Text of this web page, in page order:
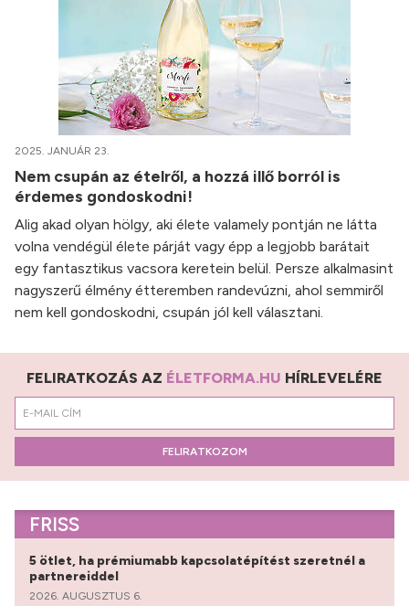
2025. JANUÁR 23.
Nem csupán az ételről, a hozzá illő borról is
érdemes gondoskodni!
Alig akad olyan hölgy, aki élete valamely pontján ne látta
volna vendégül élete párját vagy épp a legjobb barátait
egy fantasztikus vacsora keretein belül. Persze alkalmasint
nagyszerű élmény étteremben randevúzni, ahol semmiről
nem kell gondoskodni, csupán jól kell választani.
FELIRATKOZÁS AZ ÉLETFORMA.HU HÍRLEVELÉRE
FELIRATKOZOM
FRISS
5 ötlet, ha prémiumabb kapcsolatépítést szeretnél a
partnereiddel
2026. AUGUSZTUS 6.